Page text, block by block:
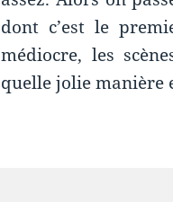
dont c’est le
médiocre, les
quelle jolie manière